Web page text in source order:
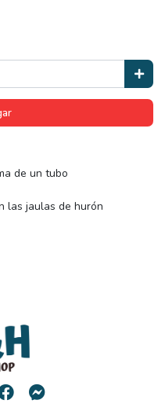
de un tubo
las jaulas de hurón